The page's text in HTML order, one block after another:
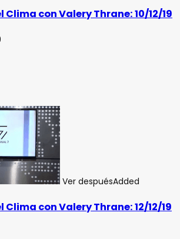
Clima con Valery Thrane: 10/12/19
Ver despuésAdded
Clima con Valery Thrane: 12/12/19